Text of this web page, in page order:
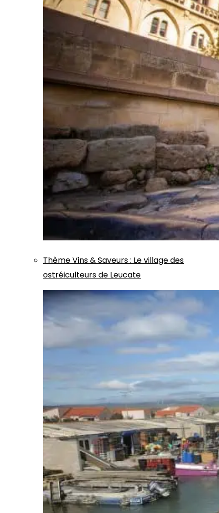
ThèmeVins & Saveurs: Le village des
ostréiculteurs de Leucate